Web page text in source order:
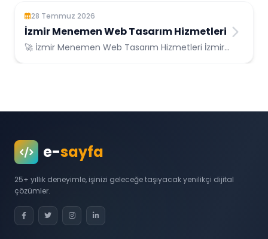
28 Temmuz 2026
İzmir Menemen Web Tasarım Hizmetleri
🚀 İzmir Menemen Web Tasarım Hizmetleri İzmir
e-sayfa
25+ yıllık deneyimle, işinizi geleceğe taşıyacak yenilikçi dijital
çözümler.